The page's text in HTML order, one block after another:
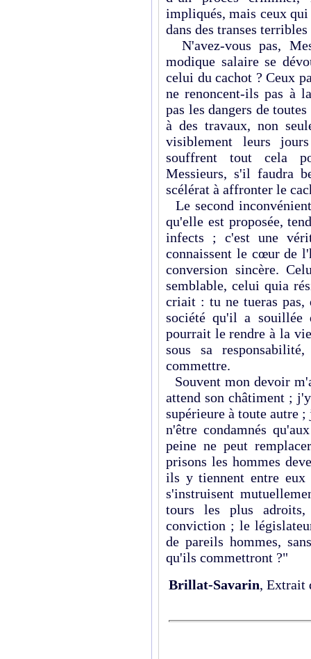
impliqués, mais ceux
dans des transes
N'avez-vous pas,
modique salaire se
celui du cachot ? Ceux
ne renoncent-ils pas à
pas les dangers de
à des travaux, non
visiblement leurs
souffrent tout cela
Messieurs, s'il faudra
scélérat à affronter le
Le second
qu'elle est proposée,
infects ; c'est une
connaissent le cœur de
conversion sincère.
semblable, celui quia
criait : tu ne tueras pas,
société qu'il a souillée
pourrait le rendre à la
sous sa
commettre.
Souvent mon devoir
attend son châtiment ;
supérieure à toute autre
n'être condamnés
peine ne peut
prisons les hommes
ils y tiennent entre eux
s'instruisent
tours les plus
conviction ; le
de pareils hommes,
qu'ils commettront ?"
Brillat-Savarin, Extrait